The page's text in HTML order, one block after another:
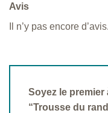
Avis
Il n’y pas encore d’avis.
Soyez le
“Trousse du